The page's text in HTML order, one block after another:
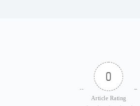
0
Article Rating